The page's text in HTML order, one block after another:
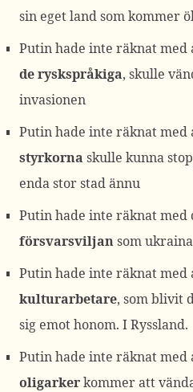
sin eget land som kommer
Putin hade inte räknat med
de ryskspråkiga, skulle
invasionen
Putin hade inte räknat med
styrkorna skulle kunna
enda stor stad ännu
Putin hade inte räknat med
försvarsviljansom
Putin hade inte räknat med
kulturarbetare, som blivit
sig emot honom. I Ryssland.
Putin hade inte räknat med
oligarkerkommer att